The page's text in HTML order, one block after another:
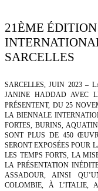
21ÈME
SARCELLES
SARCELLES, JUIN 2023 –
JANINE HADDAD AVEC
PRÉSENTENT, DU 25
LA BIENNALE
FORTES, BURINS,
SONT PLUS DE 450
SERONT EXPOSÉES POUR
LES TEMPS FORTS, LA
LA PRÉSENTATION
ASSADOUR, AINSI
COLOMBIE, À